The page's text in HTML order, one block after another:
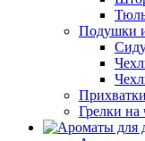
Подушки и
Грелки на